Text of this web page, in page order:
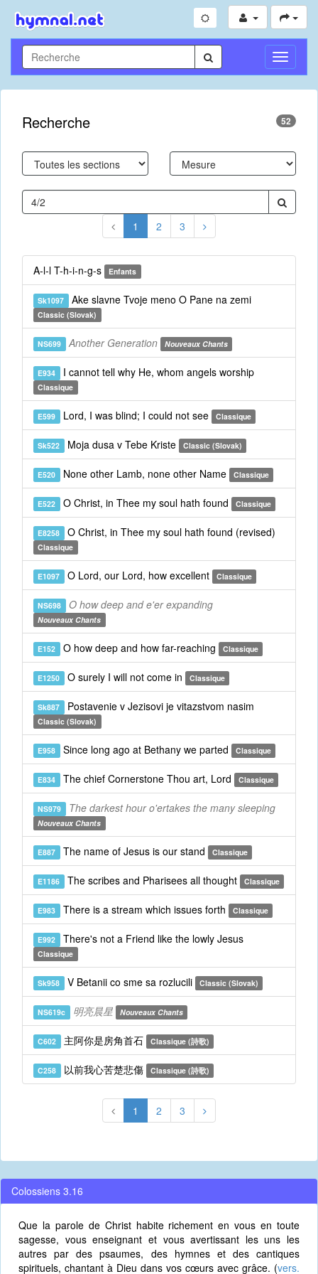
Toggle
Recherche 52
1 2 3
A-l-l T-h-i-n-g-s Enfants
Sk1097 Ake slavne Tvoje meno O Pane na zemi
Classic (Slovak)
NS699 Another Generation Nouveaux Chants
E934 I cannot tell why He, whom angels worship
Classique
E599 Lord, I was blind; I could not see Classique
Sk522 Moja dusa v Tebe Kriste Classic (Slovak)
E520 None other Lamb, none other Name Classique
E522 O Christ, in Thee my soul hath found Classique
E8258 O Christ, in Thee my soul hath found (revised)
Classique
E1097 O Lord, our Lord, how excellent Classique
NS698 O how deep and e'er expanding
Nouveaux Chants
E152 O how deep and how far-reaching Classique
E1250 O surely I will not come in Classique
Sk887 Postavenie v Jezisovi je vitazstvom nasim
Classic (Slovak)
E958 Since long ago at Bethany we parted Classique
E834 The chief Cornerstone Thou art, Lord Classique
NS979 The darkest hour o'ertakes the many sleeping
Nouveaux Chants
E887 The name of Jesus is our stand Classique
E1186 The scribes and Pharisees all thought Classique
E983 There is a stream which issues forth Classique
E992 There's not a Friend like the lowly Jesus
Classique
Sk958 V Betanii co sme sa rozlucili Classic (Slovak)
NS619c 明亮晨星 Nouveaux Chants
C602 主阿你是房角首石 Classique (詩歌)
C258 以前我心苦楚悲傷 Classique (詩歌)
1 2 3
Colossiens 3.16
Que la parole de Christ habite richement en vous en toute
sagesse, vous enseignant et vous avertissant les uns les
autres par des psaumes, des hymnes et des cantiques
spirituels, chantant à Dieu dans vos cœurs avec grâce. (vers.